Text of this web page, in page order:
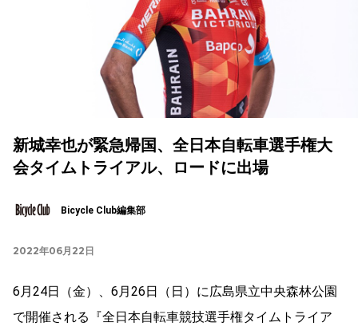
新城幸也が緊急帰国、全日本自転車選手権大
会タイムトライアル、ロードに出場
Bicycle Club編集部
2022年06月22日
6月24日（金）、6月26日（日）に広島県立中央森林公園
で開催される『全日本自転車競技選手権タイムトライア